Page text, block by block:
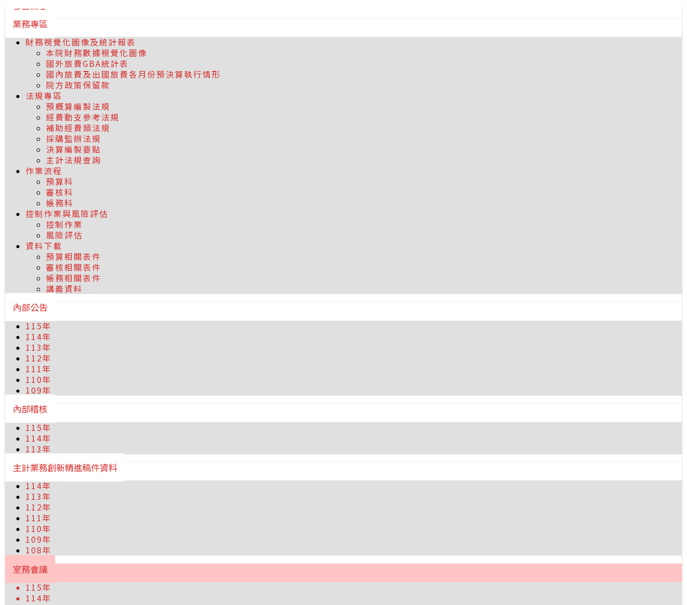
重要消息
業務專區
財務視覺化圖像及統計報表
本院財務數據視覺化圖像
國外旅費GBA統計表
國內旅費及出國旅費各月份預決算執行情形
院方政策保留款
法規專區
預概算編製法規
經費動支參考法規
補助經費類法規
採購監辦法規
決算編製要點
主計法規查詢
作業流程
預算科
審核科
帳務科
控制作業與風險評估
控制作業
風險評估
資料下載
預算相關表件
審核相關表件
帳務相關表件
講義資料
內部公告
115年
114年
113年
112年
111年
110年
109年
內部稽核
115年
114年
113年
主計業務創新精進稿件資料
114年
113年
112年
111年
110年
109年
108年
室務會議
115年
114年